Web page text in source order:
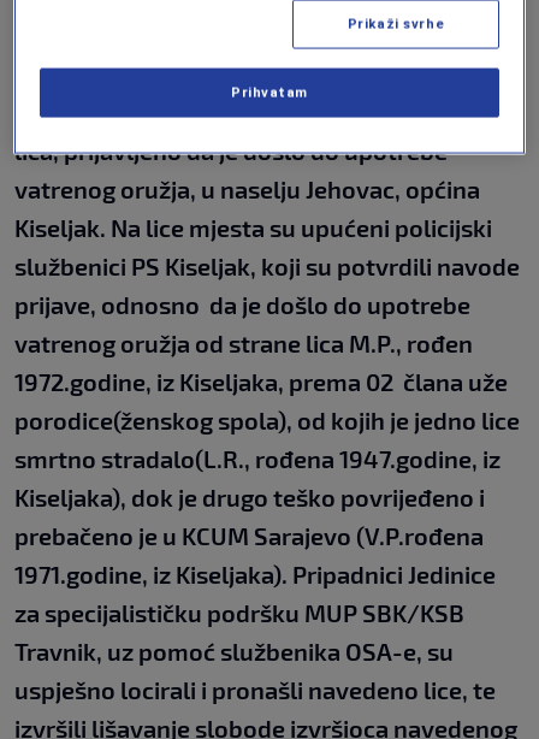
osumnjičeni pronađen i uhapšen.
"Dana 18.05.2026.godine, u 07.55.sati, u PS
Kiseljak je telefonskim putem, od strane NN
lica, prijavljeno da je došlo do upotrebe
vatrenog oružja, u naselju Jehovac, općina
Kiseljak. Na lice mjesta su upućeni policijski
službenici PS Kiseljak, koji su potvrdili navode
prijave, odnosno da je došlo do upotrebe
vatrenog oružja od strane lica M.P., rođen
1972.godine, iz Kiseljaka, prema 02 člana uže
porodice(ženskog spola), od kojih je jedno lice
smrtno stradalo(L.R., rođena 1947.godine, iz
Kiseljaka), dok je drugo teško povrijeđeno i
prebačeno je u KCUM Sarajevo (V.P.rođena
1971.godine, iz Kiseljaka). Pripadnici Jedinice
za specijalističku podršku MUP SBK/KSB
Travnik, uz pomoć službenika OSA-e, su
uspješno locirali i pronašli navedeno lice, te
izvršili lišavanje slobode izvršioca navedenog
Prikaži svrhe
Prihvatam